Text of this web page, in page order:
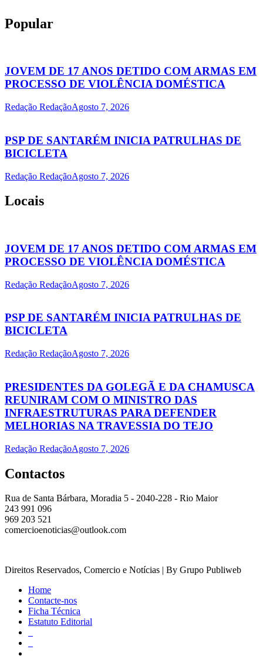
Popular
JOVEM DE 17 ANOS DETIDO COM ARMAS EM
PROCESSO DE VIOLÊNCIA DOMÉSTICA
Redação RedaçãoAgosto 7, 2026
PSP DE SANTARÉM INICIA PATRULHAS DE
BICICLETA
Redação RedaçãoAgosto 7, 2026
Locais
JOVEM DE 17 ANOS DETIDO COM ARMAS EM
PROCESSO DE VIOLÊNCIA DOMÉSTICA
Redação RedaçãoAgosto 7, 2026
PSP DE SANTARÉM INICIA PATRULHAS DE
BICICLETA
Redação RedaçãoAgosto 7, 2026
PRESIDENTES DA GOLEGÃ E DA CHAMUSCA
REUNIRAM COM O MINISTRO DAS
INFRAESTRUTURAS PARA DEFENDER
MELHORIAS NA TRAVESSIA DO TEJO
Redação RedaçãoAgosto 7, 2026
Contactos
Rua de Santa Bárbara, Moradia 5 - 2040-228 - Rio Maior
243 991 096
969 203 521
comercioenoticias@outlook.com
Direitos Reservados, Comercio e Notícias | By Grupo Publiweb
Home
Contacte-nos
Ficha Técnica
Estatuto Editorial